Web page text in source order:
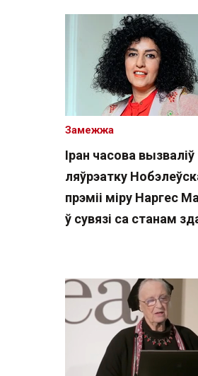
Іран часова вызваліў
ляўрэатку
прэміі міру Наргес
ў сувязі са станам
Замежжа